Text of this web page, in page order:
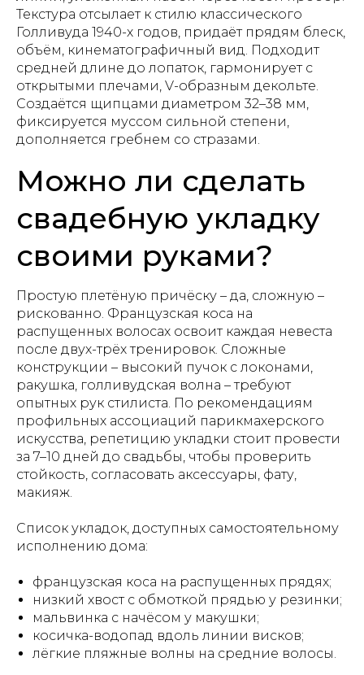
Текстура отсылает к стилю классического
Голливуда 1940-х годов, придаёт прядям блеск,
объём, кинематографичный вид. Подходит
средней длине до лопаток, гармонирует с
открытыми плечами, V-образным декольте.
Создаётся щипцами диаметром 32–38 мм,
фиксируется муссом сильной степени,
дополняется гребнем со стразами.
Можно ли сделать
свадебную укладку
своими руками?
Простую плетёную причёску – да, сложную –
рискованно. Французская коса на
распущенных волосах освоит каждая невеста
после двух-трёх тренировок. Сложные
конструкции – высокий пучок с локонами,
ракушка, голливудская волна – требуют
опытных рук стилиста. По рекомендациям
профильных ассоциаций парикмахерского
искусства, репетицию укладки стоит провести
за 7–10 дней до свадьбы, чтобы проверить
стойкость, согласовать аксессуары, фату,
макияж.
Список укладок, доступных самостоятельному
исполнению дома:
французская коса на распущенных прядях;
низкий хвост с обмоткой прядью у резинки;
мальвинка с начёсом у макушки;
косичка-водопад вдоль линии висков;
лёгкие пляжные волны на средние волосы.